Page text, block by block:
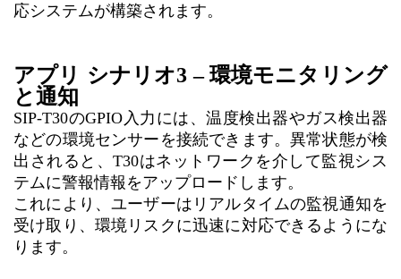
応システムが構築されます。
アプリ シナリオ3 – 環境モニタリング
と通知
SIP-T30のGPIO入力には、温度検出器やガス検出器
などの環境センサーを接続できます。異常状態が検
出されると、T30はネットワークを介して監視シス
テムに警報情報をアップロードします。
これにより、ユーザーはリアルタイムの監視通知を
受け取り、環境リスクに迅速に対応できるようにな
ります。